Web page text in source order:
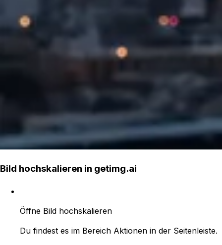
Bild hochskalieren in getimg.ai
Öffne Bild hochskalieren
Du findest es im Bereich Aktionen in der Seitenleiste.